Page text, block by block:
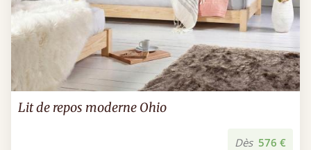
Lit de repos moderne Ohio
Dès 576 €